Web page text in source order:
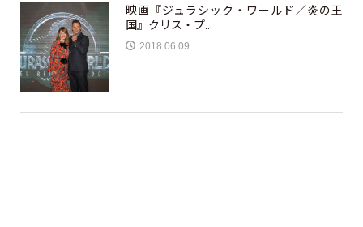
映画『ジュラシック・ワールド／炎の王
国』クリス・プ...
2018.06.09